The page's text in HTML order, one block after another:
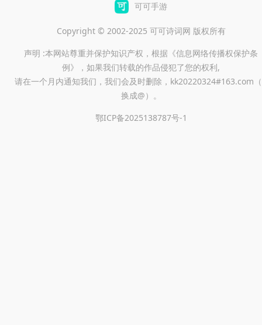
可可手游
Copyright © 2002-2025 可可诗词网 版权所有
声明 :本网站尊重并保护知识产权，根据《信息网络传播权保护条
例》，如果我们转载的作品侵犯了您的权利,
请在一个月内通知我们，我们会及时删除，kk20220324#163.com
换成@）。
鄂ICP备2025138787号-1